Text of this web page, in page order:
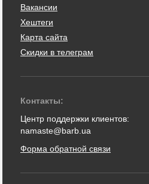
Вакансии
Хештеги
Карта сайта
Скидки в телеграм
Контакты:
Центр поддержки клиентов:
namaste@barb.ua
Форма обратной связи